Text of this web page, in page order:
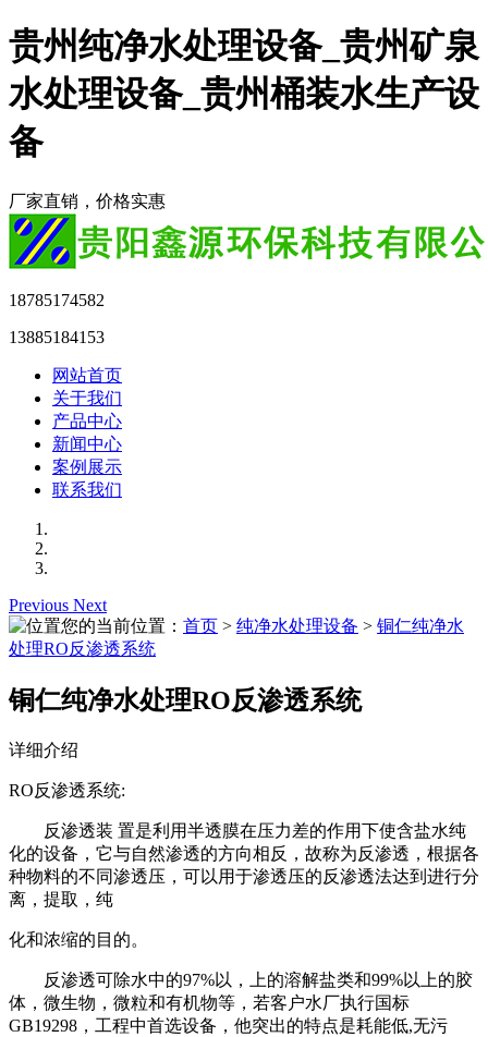
贵州纯净水处理设备_贵州矿泉
水处理设备_贵州桶装水生产设
备
厂家直销，价格实惠
18785174582
13885184153
网站首页
关于我们
产品中心
新闻中心
案例展示
联系我们
Previous Next
您的当前位置： 首页 > 纯净水处理设备 > 铜仁纯净水
处理RO反渗透系统
铜仁纯净水处理RO反渗透系统
详细介绍
RO反渗透系统:
反渗透装 置是利用半透膜在压力差的作用下使含盐水纯
化的设备，它与自然渗透的方向相反，故称为反渗透，根据各
种物料的不同渗透压，可以用于渗透压的反渗透法达到进行分
离，提取，纯
化和浓缩的目的。
反渗透可除水中的97%以，上的溶解盐类和99%以上的胶
体，微生物，微粒和有机物等，若客户水厂执行国标
GB19298，工程中首选设备，他突出的特点是耗能低,无污